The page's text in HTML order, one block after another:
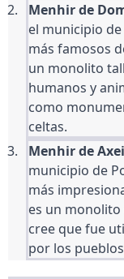
Menhir de
el municipio
más famosos
un monolito
humanos y
como
celtas.
Menhir de
municipio de
más
es un
cree que fue
por los